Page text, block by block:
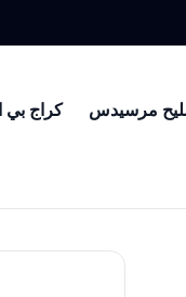
مرسيدس
كراج بي